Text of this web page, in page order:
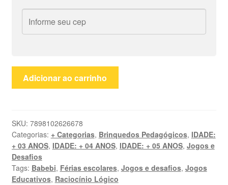
Dona
Adicionar ao carrinho
SKU: 7898102626678
Categorias: + Categorias, Brinquedos Pedagógicos, IDADE:
+ 03 ANOS, IDADE: + 04 ANOS, IDADE: + 05 ANOS, Jogos e
Desafios
Tags: Babebi, Férias escolares, Jogos e desafios, Jogos
Educativos, Raciocínio Lógico